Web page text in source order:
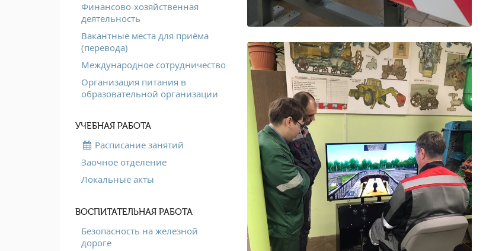
Финансово-хозяйственная
деятельность
Вакантные места для приёма
(перевода)
Международное сотрудничество
Организация питания в
образовательной организации
УЧЕБНАЯ РАБОТА
Расписание занятий
Заочное отделение
Локальные акты
ВОСПИТАТЕЛЬНАЯ РАБОТА
Безопасность на железной
дороге